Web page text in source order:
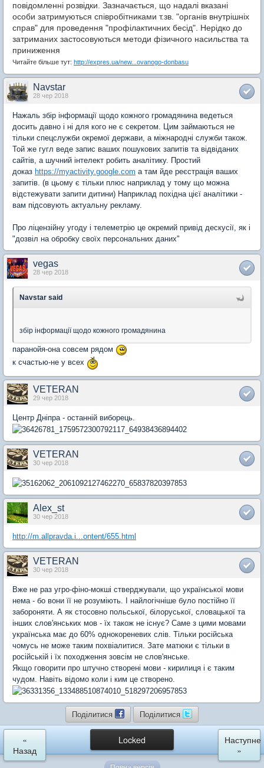
повідомленні розвідки. Зазначається, що надалі вказані
особи затримуються співробітниками т.зв. "органів внутрішніх
справ" для проведення "профілактичних бесід". Нерідко до
затриманих застосовуються методи фізичного насильства та
приниження
Читайте більше тут: http://expres.ua/new...ovanogo-donbasu
Navstar
28 чер 2018
Нажаль збір інформації щодо кожного громадянина ведеться
досить давно і ні для кого не є секретом. Цим займаються не
тільки спецслужби окремої держави, а міжнародні служби також.
Той же гугл веде запис ваших пошукових запитів та відвіданих
сайтів, а шучний інтелект робить аналітику. Простий
доказ https://myactivity.google.com а там йде реєстрація ваших
запитів. (в цьому є тільки плюс наприклад у тому що можна
відстежувати запити дитини) Наприклад похідна цієї аналітики -
вам підсовують актуальну рекламу.
Про ліцензійну угоду і телеметрію це окремий привід дескусії, як і
"дозвіл на обробку своїх персональних даних"
vegas
28 чер 2018
Navstar said
збір інформації щодо кожного громадянина
паранойя-она совсем рядом
к счастью-не у всех
VETERAN
29 чер 2018
Центр Дніпра - останній виборець.
VETERAN
30 чер 2018
Alex_st
30 чер 2018
http://m.allpravda.i...ontent/655.html
VETERAN
30 чер 2018
Вже не раз угро-фіно-мокші стверджували, що української мови
нема - бо вони її не розуміють. І найлогічніше було постійно її
забороняти. А як стосовно польської, білоруської, словацької та
інших слов'янських мов - їх також не існує? Саме з цими мовами
українська має до 60% однокореневих слів. Тільки російська
чомусь не може таким похвіалитися. Зате матюки є тільки в
російській і їх походження зовсім не слов'янське.
Якщо говорити про штучно створені мови - кирилиця і є таким
чудом. Навіть відомо коли і ким це створено.
Поділитися Поділитися
Locked
«
Назад
Наступне
»